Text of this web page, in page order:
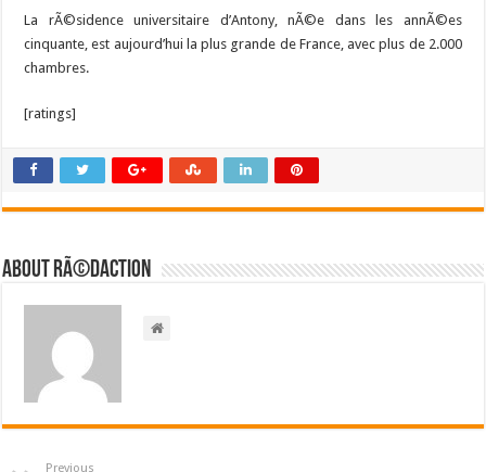
La rÃ©sidence universitaire d’Antony, nÃ©e dans les annÃ©es
cinquante, est aujourd’hui la plus grande de France, avec plus de 2.000
chambres.
[ratings]
About RÃ©daction
Previous